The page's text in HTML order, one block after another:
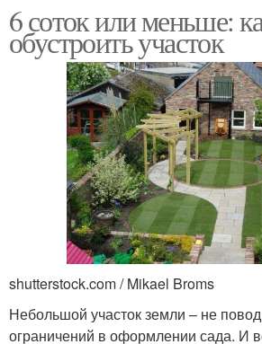
6 соток или меньше:
обустроить участок
shutterstock.com / Mikael Broms
Небольшой участок земли – не
ограничений в оформлении сада. И